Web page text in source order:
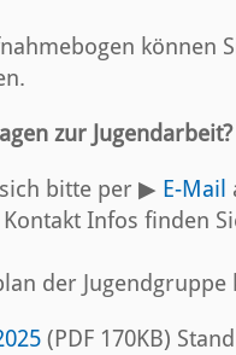
können
zur Jugendarbeit?
bitte per ▶ E-Mail
Infos finden
der Jugendgruppe
(PDF 170KB)